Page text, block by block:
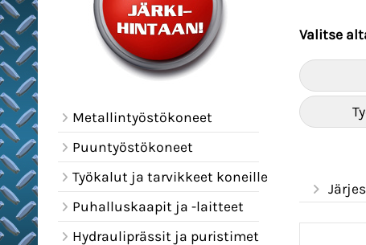
Metallintyöstökoneet
Puuntyöstökoneet
Työkalut ja tarvikkeet koneille
Puhalluskaapit ja -laitteet
Hydrauliprässit ja puristimet
Valitse